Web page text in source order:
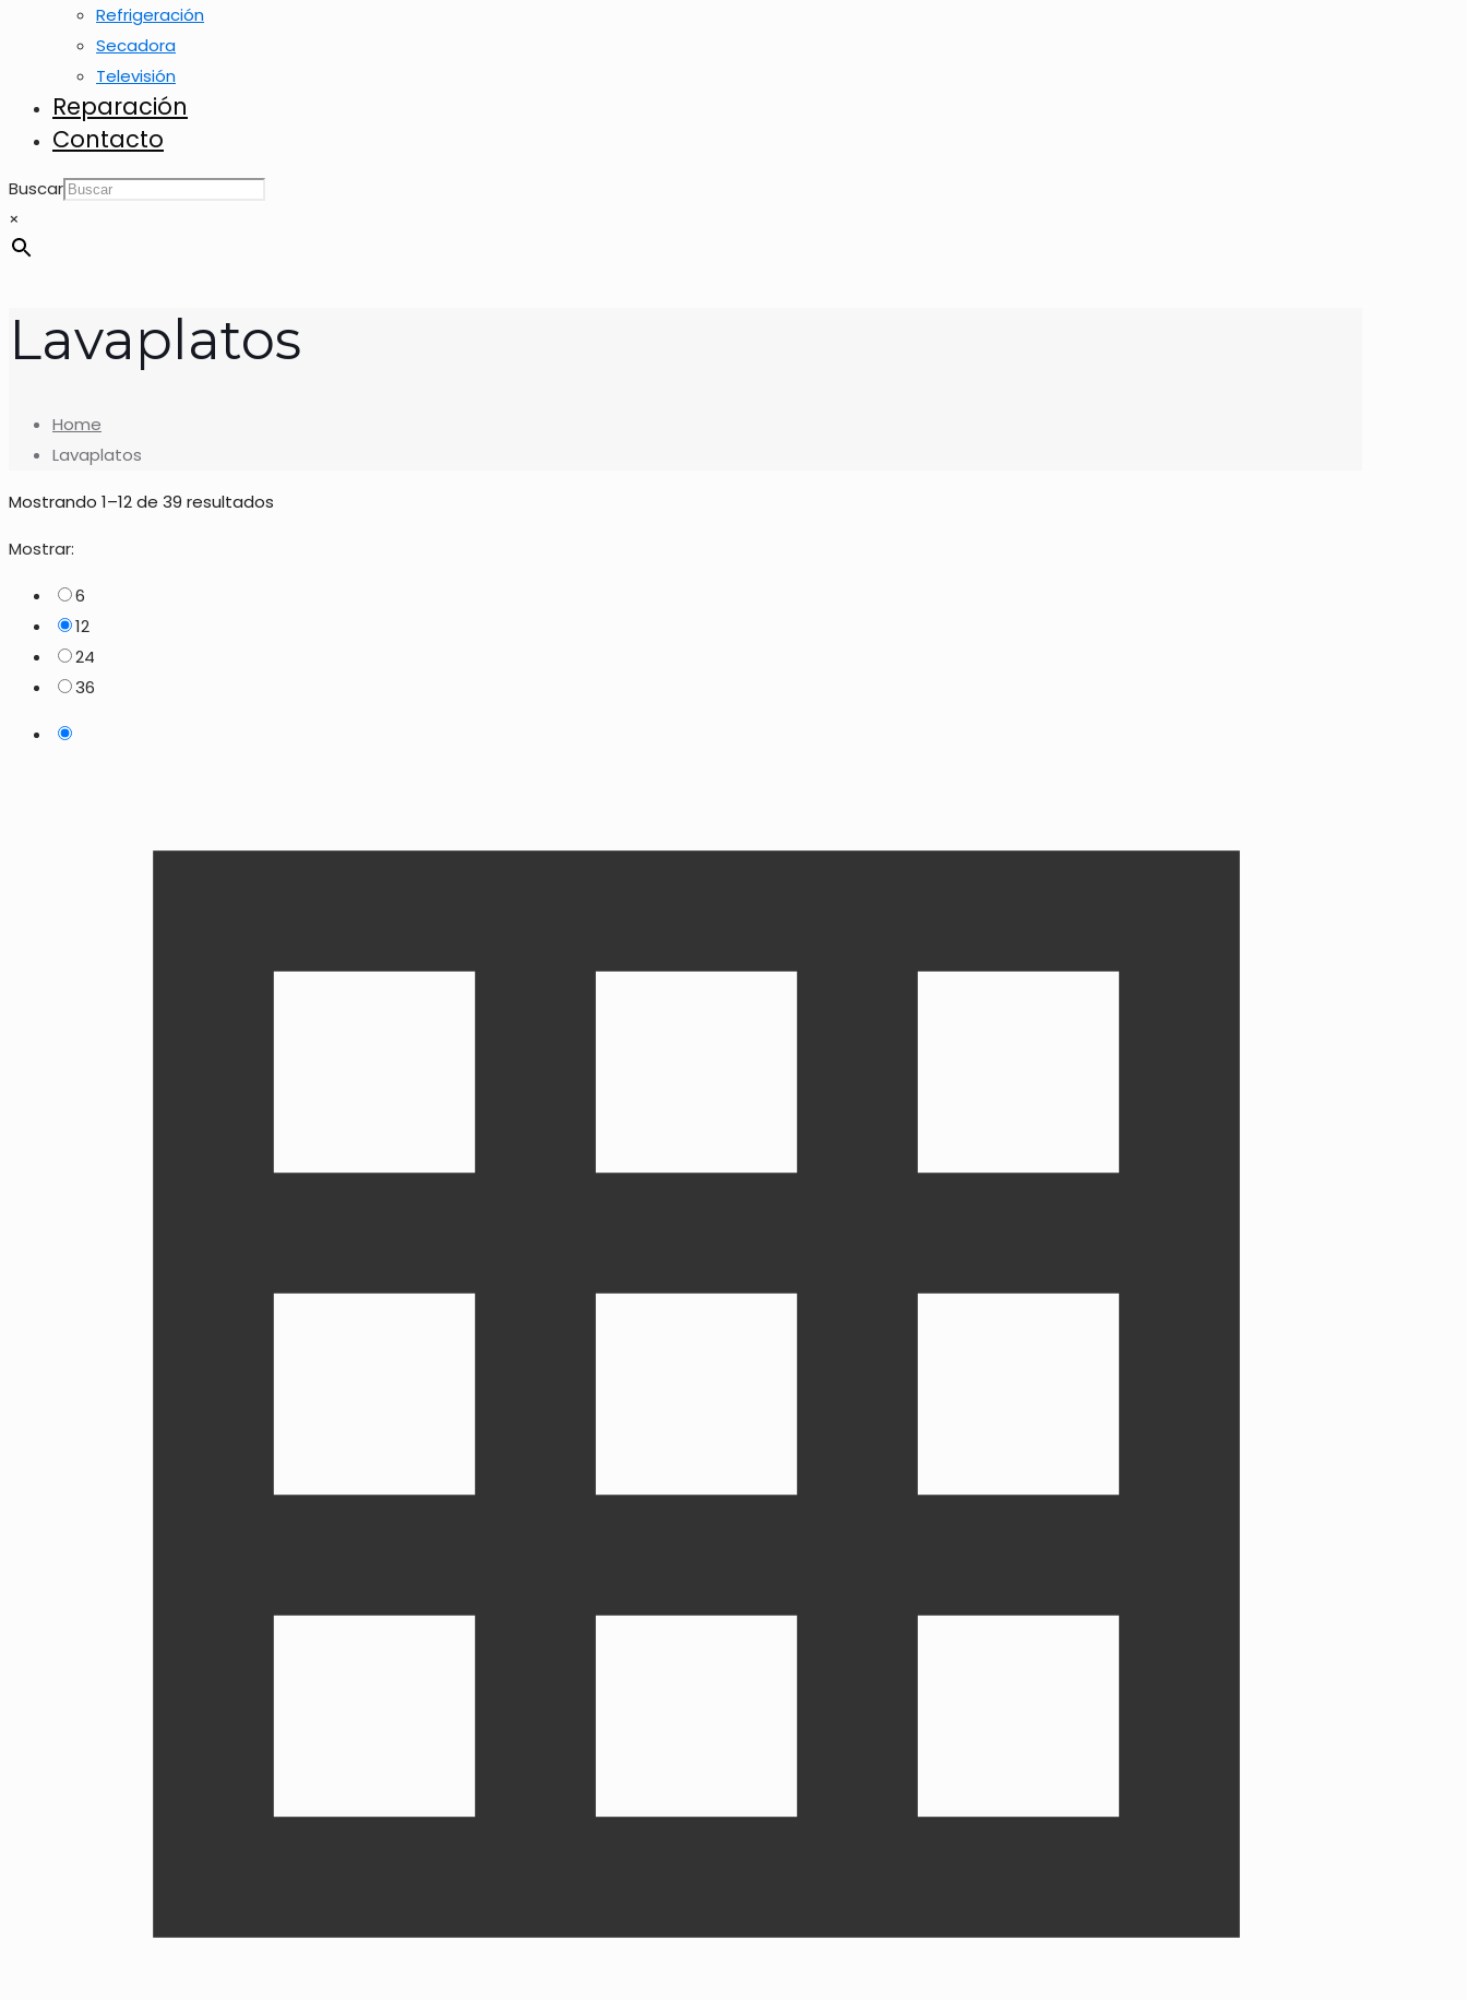
Refrigeración
Secadora
Televisión
Reparación
Contacto
Buscar
×
Lavaplatos
Home
Lavaplatos
Mostrando 1–12 de 39 resultados
Mostrar:
6
12
24
36